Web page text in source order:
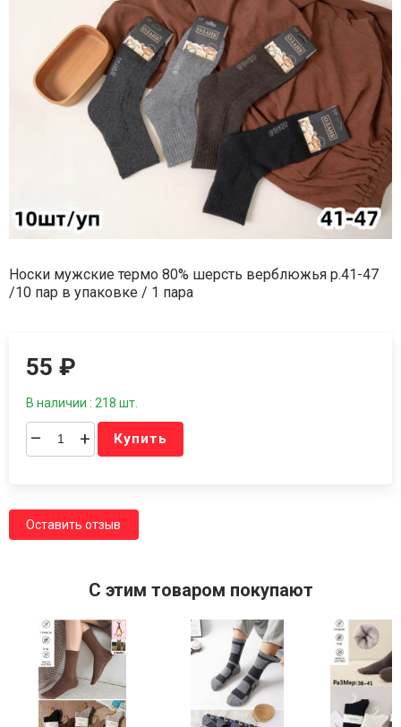
Носки мужские термо 80% шерсть верблюжья р.41-47
/10 пар в упаковке / 1 пара
55₽
В наличии : 218 шт.
– + Купить
Оставить отзыв
C этим товаром покупают